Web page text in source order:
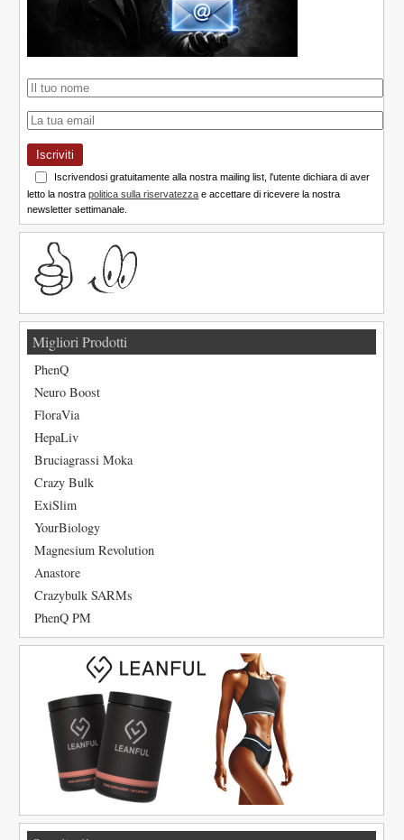
Iscriviti
Iscrivendosi gratuitamente alla nostra mailing list, l'utente dichiara di aver
letto la nostrapolitica sulla riservatezza e accettare di ricevere la nostra
newsletter settimanale.
Migliori Prodotti
PhenQ
Neuro Boost
FloraVia
HepaLiv
Bruciagrassi Moka
Crazy Bulk
ExiSlim
YourBiology
Magnesium Revolution
Anastore
Crazybulk SARMs
PhenQ PM